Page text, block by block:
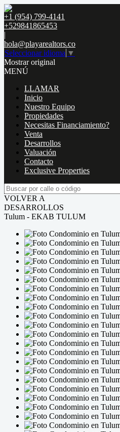
+1 (954) 799-4141
+529841865453
|
hola@playarealtors.co
Seleccionar idioma ▼
Mostrar original
MENÚ
LLAMAR
Inicio
Nuestro Equipo
Propiedades
Necesitas Financiamiento?
Venta
Desarrollos
Valuación
Contacto
Exclusive Properties
VOLVER A
DESARROLLOS
Tulum - EKAB TULUM